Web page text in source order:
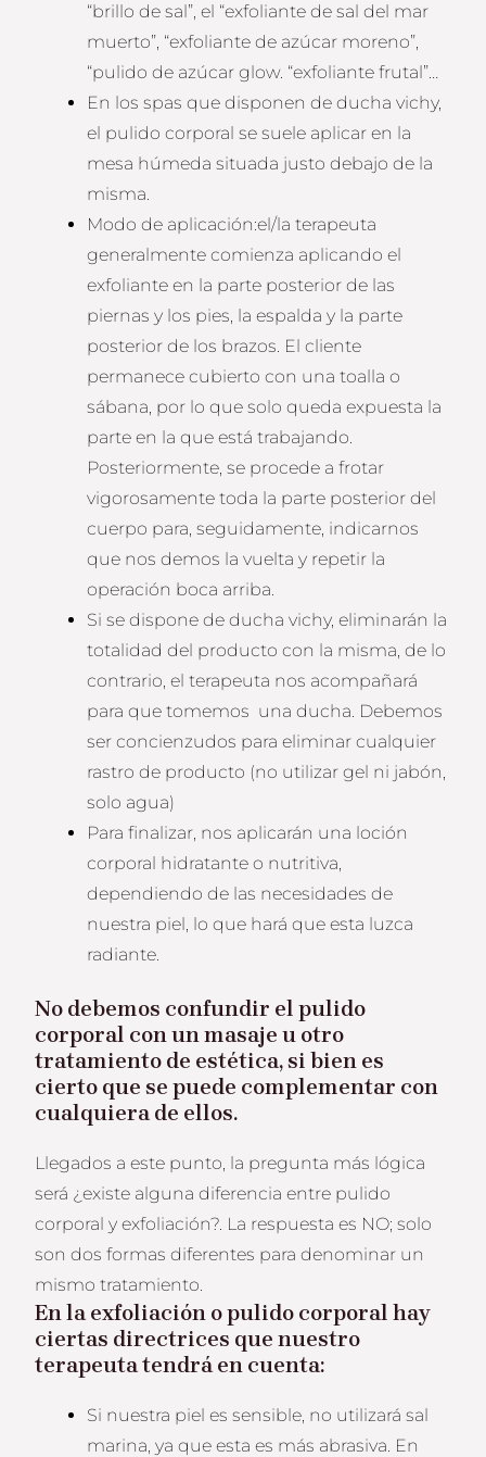
“brillo de sal”, el “exfoliante de sal del mar
muerto”, “exfoliante de azúcar moreno”,
“pulido de azúcar glow. “exfoliante frutal”…
En los spas que disponen de ducha vichy,
el pulido corporal se suele aplicar en la
mesa húmeda situada justo debajo de la
misma.
Modo de aplicación:el/la terapeuta
generalmente comienza aplicando el
exfoliante en la parte posterior de las
piernas y los pies, la espalda y la parte
posterior de los brazos. El cliente
permanece cubierto con una toalla o
sábana, por lo que solo queda expuesta la
parte en la que está trabajando.
Posteriormente, se procede a frotar
vigorosamente toda la parte posterior del
cuerpo para, seguidamente, indicarnos
que nos demos la vuelta y repetir la
operación boca arriba.
Si se dispone de ducha vichy, eliminarán la
totalidad del producto con la misma, de lo
contrario, el terapeuta nos acompañará
para que tomemos una ducha. Debemos
ser concienzudos para eliminar cualquier
rastro de producto (no utilizar gel ni jabón,
solo agua)
Para finalizar, nos aplicarán una loción
corporal hidratante o nutritiva,
dependiendo de las necesidades de
nuestra piel, lo que hará que esta luzca
radiante.
No debemos confundir el pulido
corporal con un masaje u otro
tratamiento de estética, si bien es
cierto que se puede complementar con
cualquiera de ellos.
Llegados a este punto, la pregunta más lógica
será ¿existe alguna diferencia entre pulido
corporal y exfoliación?. La respuesta es NO; solo
son dos formas diferentes para denominar un
mismo tratamiento.
En la exfoliación o pulido corporal hay
ciertas directrices que nuestro
terapeuta tendrá en cuenta:
Si nuestra piel es sensible, no utilizará sal
marina, ya que esta es más abrasiva. En